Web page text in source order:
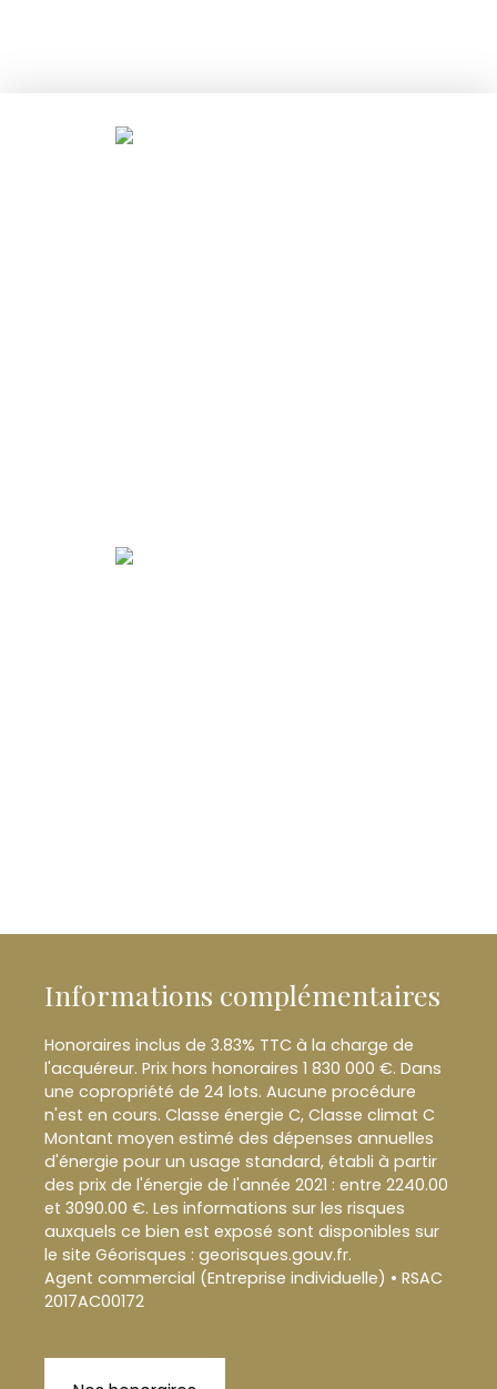
Informations complémentaires
Honoraires inclus de 3.83% TTC à la charge de
l'acquéreur. Prix hors honoraires 1 830 000 €. Dans
une copropriété de 24 lots. Aucune procédure
n'est en cours. Classe énergie C, Classe climat C
Montant moyen estimé des dépenses annuelles
d'énergie pour un usage standard, établi à partir
des prix de l'énergie de l'année 2021 : entre 2240.00
et 3090.00 €. Les informations sur les risques
auxquels ce bien est exposé sont disponibles sur
le site Géorisques : georisques.gouv.fr.
Agent commercial (Entreprise individuelle) • RSAC
2017AC00172